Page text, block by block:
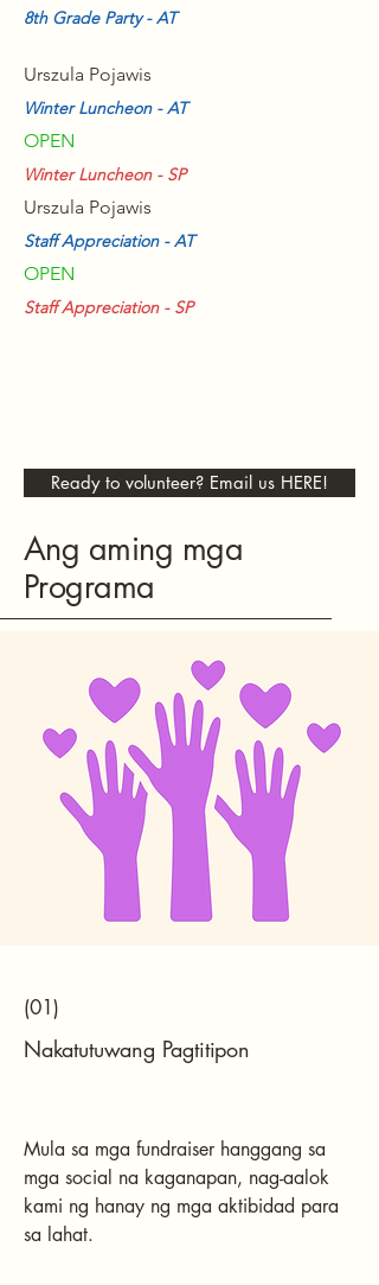
8th Grade Party - AT
Urszula Pojawis
Winter Luncheon - AT
OPEN
Winter Luncheon - SP
Urszula Pojawis
Staff Appreciation - AT
OPEN
Staff Appreciation - SP
Ready to volunteer? Email us HERE!
Ang aming mga
Programa
(01)
Nakatutuwang Pagtitipon
Mula sa mga fundraiser hanggang sa
mga social na kaganapan, nag-aalok
kami ng hanay ng mga aktibidad para
sa lahat.